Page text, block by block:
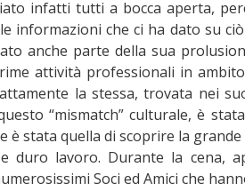
infatti tutti a bocca aperta,
informazioni che ci ha dato su
anche parte della sua
attività professionali in
la stessa, trovata nei
“mismatch” culturale, è
è stata quella di scoprire la
duro lavoro. Durante la cena,
Soci ed Amici che